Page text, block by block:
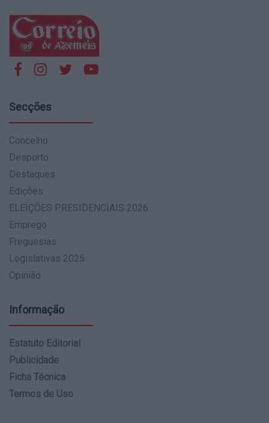
Secções
Concelho
Desporto
Destaques
Edições
ELEIÇÕES PRESIDENCIAIS 2026
Emprego
Freguesias
Legislativas 2025
Opinião
Informação
Estatuto Editorial
Publicidade
Ficha Técnica
Termos de Uso